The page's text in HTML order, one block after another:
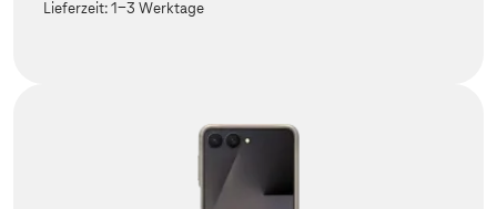
Lieferzeit:1-3 Werktage